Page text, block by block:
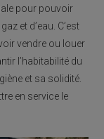
pour pouvoir
et d’eau. C’est
vendre ou louer
l’habitabilité du
et sa solidité.
en service le